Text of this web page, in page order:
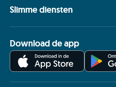
Slimme diensten
Download de app